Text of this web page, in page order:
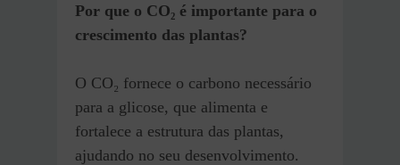
Por que o CO₂ é importante para o
crescimento das plantas?
O CO₂ fornece o carbono necessário
para a glicose, que alimenta e
fortalece a estrutura das plantas,
ajudando no seu desenvolvimento.